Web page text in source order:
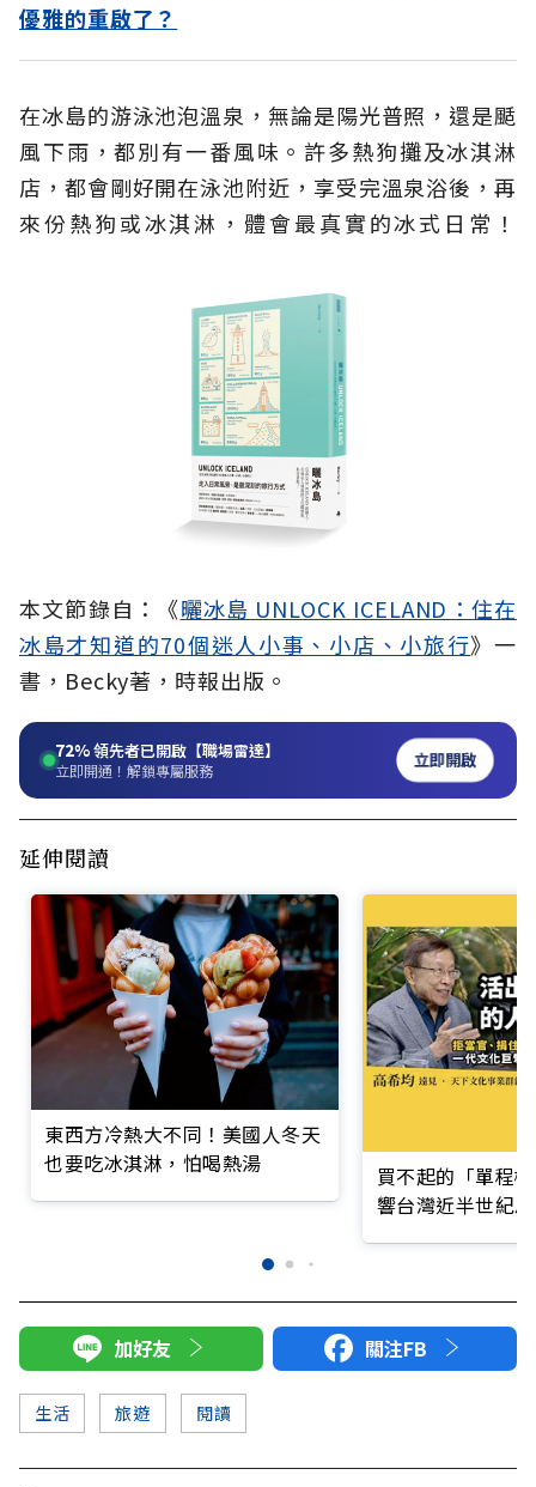
優雅的重啟了？
在冰島的游泳池泡溫泉，無論是陽光普照，還是颳
風下雨，都別有一番風味。許多熱狗攤及冰淇淋
店，都會剛好開在泳池附近，享受完溫泉浴後，再
來份熱狗或冰淇淋，體會最真實的冰式日常！
本文節錄自：《曬冰島 UNLOCK ICELAND：住在
冰島才知道的70個迷人小事、小店、小旅行》一
書，Becky著，時報出版。
72%領先者已開啟【職場雷達】
立即開通！解鎖專屬服務 立即開啟
延伸閱讀
東西方冷熱大不同！美國人冬天
也要吃冰淇淋，怕喝熱湯
買不起的「單程
響台灣近半世紀
加好友 關注FB
生活 旅遊 閱讀